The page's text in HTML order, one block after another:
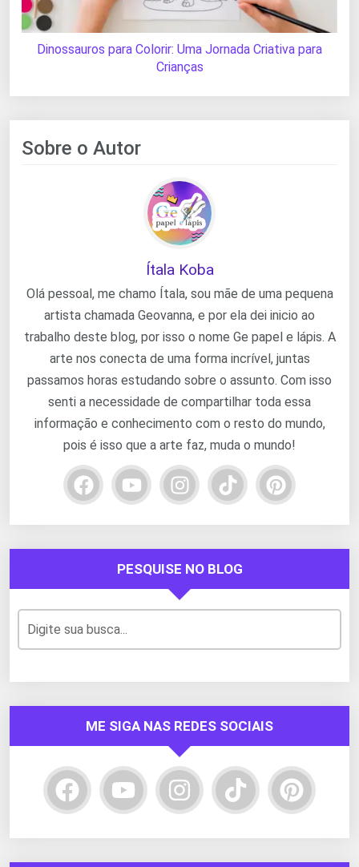
Dinossauros para Colorir: Uma Jornada Criativa para
Crianças
Sobre o Autor
Ítala Koba
Olá pessoal, me chamo Ítala, sou mãe de uma pequena
artista chamada Geovanna, e por ela dei inicio ao
trabalho deste blog, por isso o nome Ge papel e lápis. A
arte nos conecta de uma forma incrível, juntas
passamos horas estudando sobre o assunto. Com isso
senti a necessidade de compartilhar toda essa
informação e conhecimento com o resto do mundo,
pois é isso que a arte faz, muda o mundo!
PESQUISE NO BLOG
ME SIGA NAS REDES SOCIAIS